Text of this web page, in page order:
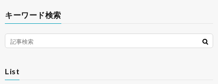
キーワード検索
List